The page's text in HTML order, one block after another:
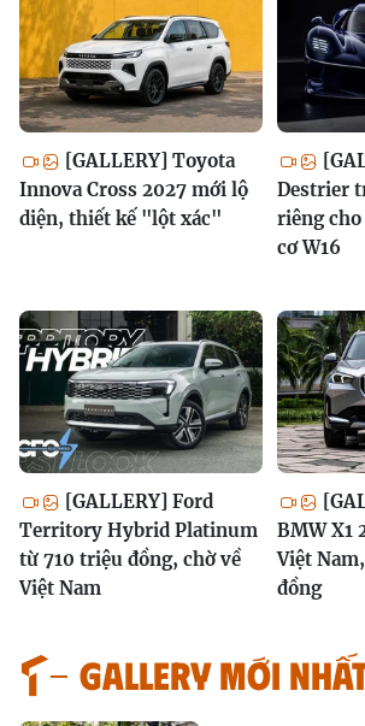
[GALLERY] Toyota
Innova Cross 2027 mới lộ
diện, thiết kế "lột xác"
Destrier
riêng cho
cơ W16
[GALLERY] Ford
Territory Hybrid Platinum
từ 710 triệu đồng, chờ về
Việt Nam
BMW X1
Việt
đồng
GALLERY MỚI